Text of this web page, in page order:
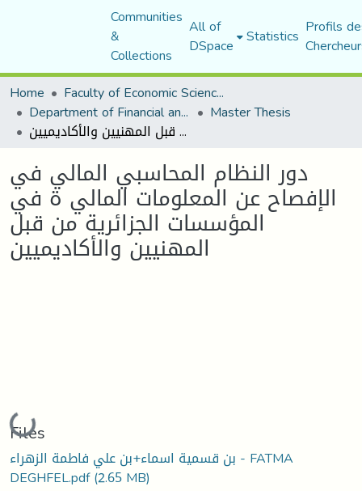
Communities
&
Collections
All of
DSpace Statistics Profils
Home
Faculty of Economic Sciences, Commerce and Management Sciences
Department of Financial and Accounting Sciences Master Thesis
دور النظام المحاسبي المالي في الإفصاح عن المعلومات المالي ة في المؤسسات الجزائرية من قبل المهنيين والأكاديميين
دور النظام المحاسبي المالي في
الإفصاح عن المعلومات المالي ة في
المؤسسات الجزائرية من قبل
المهنيين والأكاديميين
Loading...
Files
بن قسمية اسماء+بن علي فاطمة الزهراء - FATMA
DEGHFEL.pdf(2.65 MB)